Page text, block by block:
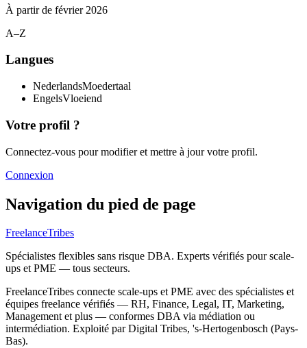
À partir de février 2026
A–Z
Langues
NederlandsMoedertaal
EngelsVloeiend
Votre profil ?
Connectez-vous pour modifier et mettre à jour votre profil.
Connexion
Navigation du pied de page
FreelanceTribes
Spécialistes flexibles sans risque DBA. Experts vérifiés pour scale-
ups et PME — tous secteurs.
FreelanceTribes connecte scale-ups et PME avec des spécialistes et
équipes freelance vérifiés — RH, Finance, Legal, IT, Marketing,
Management et plus — conformes DBA via médiation ou
intermédiation. Exploité par Digital Tribes, 's-Hertogenbosch (Pays-
Bas).